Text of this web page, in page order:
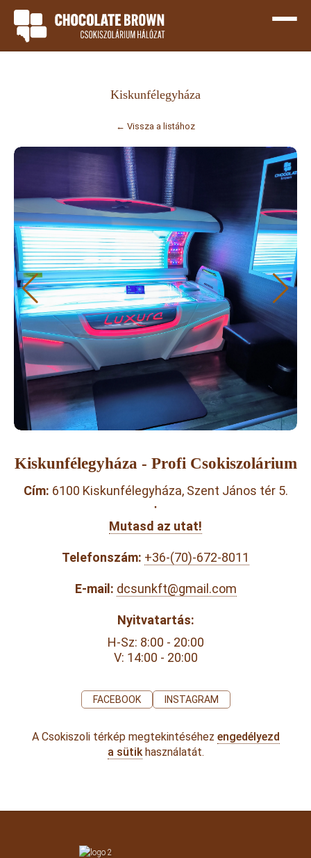
Kiskunfélegyháza
← Vissza a listához
Kiskunfélegyháza - Profi Csokiszolárium
Cím: 6100 Kiskunfélegyháza, Szent János tér 5.
·
Mutasd az utat!
Telefonszám: +36-(70)-672-8011
E-mail: dcsunkft@gmail.com
Nyitvatartás:
H-Sz: 8:00 - 20:00
V: 14:00 - 20:00
FACEBOOK INSTAGRAM
A Csokiszoli térkép megtekintéséhez engedélyezd
a sütikhasználatát.